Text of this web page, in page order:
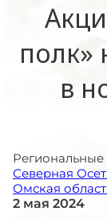
полк»
в
Региональные
Северная
Омская
2 мая 2024